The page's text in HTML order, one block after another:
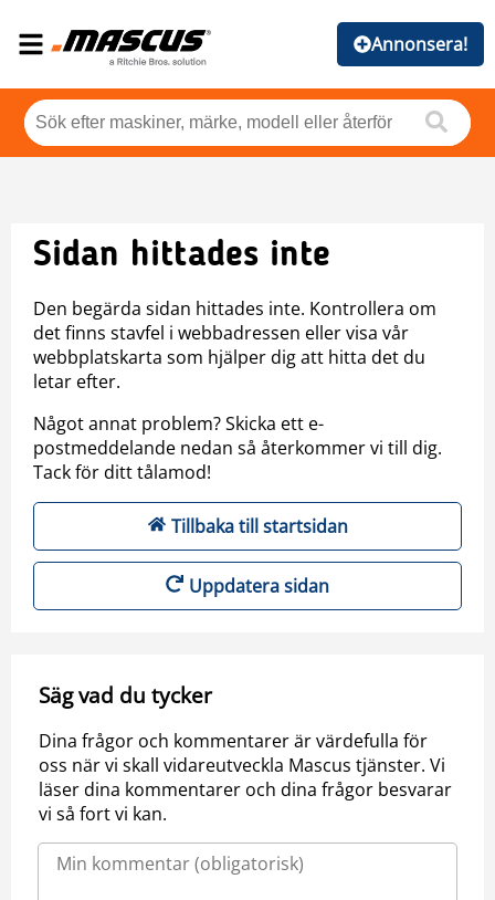
Annonsera!
Sidan hittades inte
Den begärda sidan hittades inte. Kontrollera om
det finns stavfel i webbadressen eller visa vår
webbplatskarta som hjälper dig att hitta det du
letar efter.
Något annat problem? Skicka ett e-
postmeddelande nedan så återkommer vi till dig.
Tack för ditt tålamod!
Tillbaka till startsidan
Uppdatera sidan
Säg vad du tycker
Dina frågor och kommentarer är värdefulla för
oss när vi skall vidareutveckla Mascus tjänster. Vi
läser dina kommentarer och dina frågor besvarar
vi så fort vi kan.